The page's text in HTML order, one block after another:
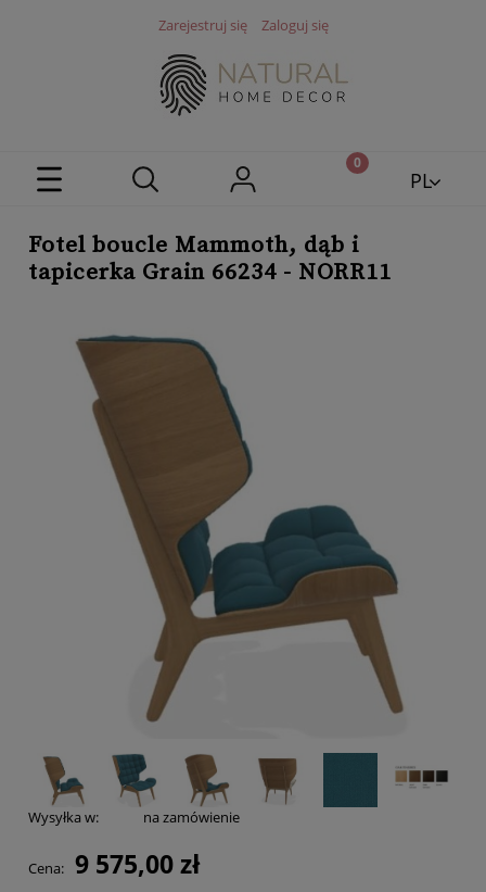
Zarejestruj się Zaloguj się
PL
Fotel boucle Mammoth, dąb i
tapicerka Grain 66234 - NORR11
Wysyłka w: na zamówienie
Cena: 9 575,00 zł